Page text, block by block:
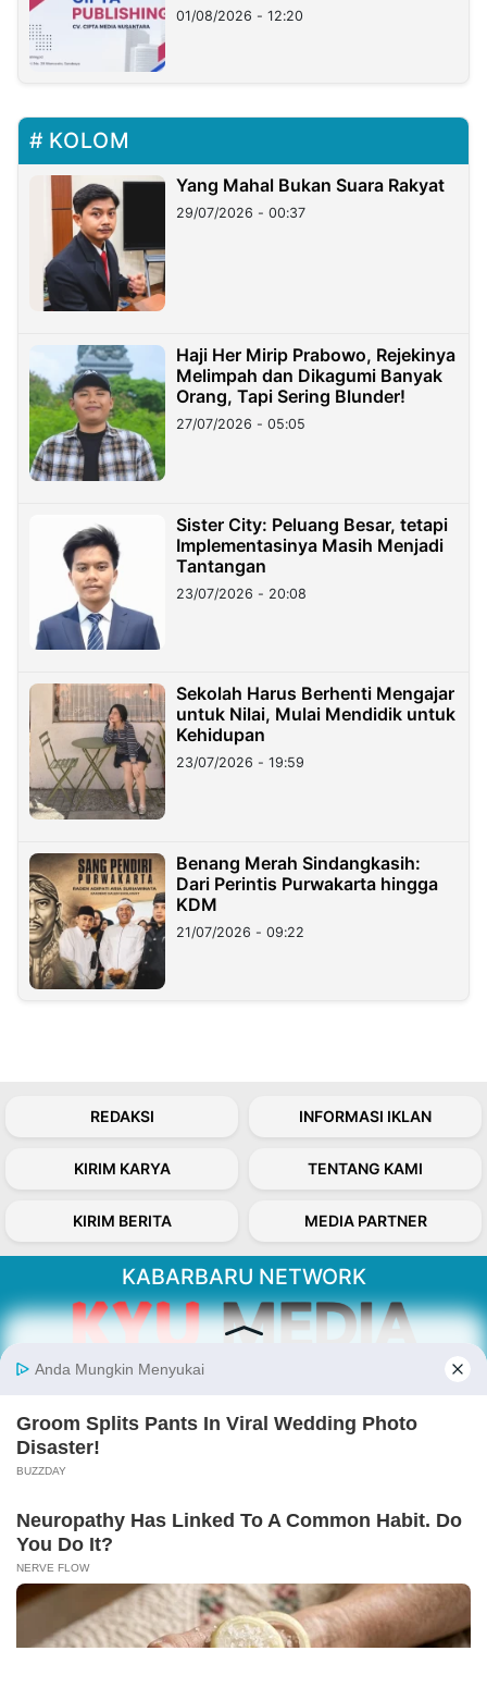
01/08/2026 - 12:20
KOLOM
Yang Mahal Bukan Suara Rakyat
29/07/2026 - 00:37
Haji Her Mirip Prabowo, Rejekinya
Melimpah dan Dikagumi Banyak
Orang, Tapi Sering Blunder!
27/07/2026 - 05:05
Sister City: Peluang Besar, tetapi
Implementasinya Masih Menjadi
Tantangan
23/07/2026 - 20:08
Sekolah Harus Berhenti Mengajar
untuk Nilai, Mulai Mendidik untuk
Kehidupan
23/07/2026 - 19:59
Benang Merah Sindangkasih:
Dari Perintis Purwakarta hingga
KDM
21/07/2026 - 09:22
REDAKSI INFORMASI IKLAN
KIRIM KARYA TENTANG KAMI
KIRIM BERITA MEDIA PARTNER
KABARBARU NETWORK